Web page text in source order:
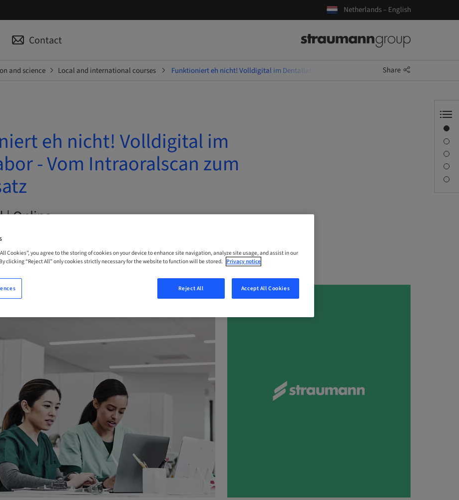
Netherlands – English
Contact
and science Local and international courses Funktioniert eh nicht! Volldigital im Dentallabor - Vom Intraoralscan zum Zahnersatz
Share
eh nicht! Volldigital im
- Vom Intraoralscan zum
| Online
Cookies”, you agree to the storing of cookies on your device to enhance site navigation, analyze site usage, and assist in our
clicking “Reject All” only cookies strictly necessary for the website to function will be stored. Privacy notice
Reject All Accept All Cookies